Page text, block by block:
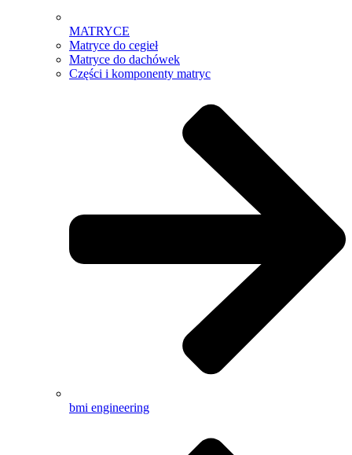
MATRYCE
Matryce do cegieł
Matryce do dachówek
Części i komponenty matryc
bmi engineering